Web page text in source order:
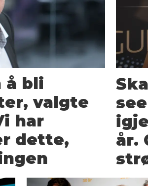
å bli
valgte
har
dette,
år.